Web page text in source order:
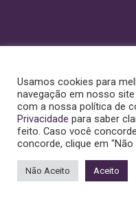
Usamos cookies para
navegação em nosso
com a nossa política de
Privacidade para saber
feito. Caso você
concorde, clique em "Não
Não Aceito Aceito